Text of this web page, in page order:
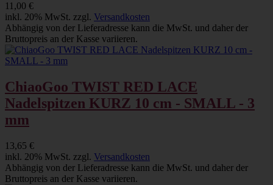
11,00 €
inkl. 20% MwSt. zzgl. Versandkosten
Abhängig von der Lieferadresse kann die MwSt. und daher der
Bruttopreis an der Kasse variieren.
ChiaoGoo TWIST RED LACE
Nadelspitzen KURZ 10 cm - SMALL - 3
mm
13,65 €
inkl. 20% MwSt. zzgl. Versandkosten
Abhängig von der Lieferadresse kann die MwSt. und daher der
Bruttopreis an der Kasse variieren.